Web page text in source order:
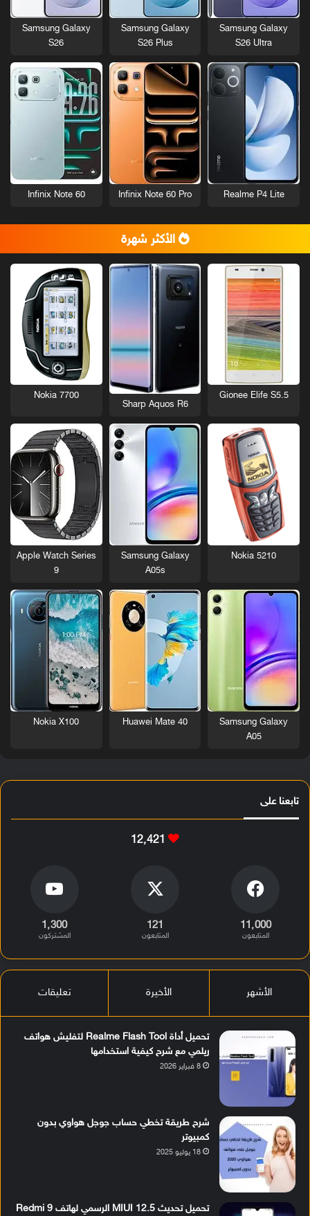
Samsung Galaxy
S26 Ultra
Samsung Galaxy
S26 Plus
Samsung Galaxy
S26
Realme P4 Lite
Infinix Note 60 Pro
Infinix Note 60
الأكثر شهرة
Gionee Elife S5.5
Sharp Aquos R6
Nokia 7700
Nokia 5210
Samsung Galaxy
A05s
Apple Watch Series
9
Samsung Galaxy
A05
Huawei Mate 40
Nokia X100
تابعنا على
12٬421
11٬000
المتابعون
121
المتابعون
1٬300
المشتركون
الأشهر الأخيرة تعليقات
تحميل أداة Realme Flash Tool لتفليش هواتف
ريلمي مع شرح كيفية استخدامها
8 فبراير 2026
شرح طريقة تخطي حساب جوجل هواوي بدون
كمبيوتر
18 يوليو 2025
تحميل تحديث MIUI 12.5 الرسمي لهاتف Redmi 9